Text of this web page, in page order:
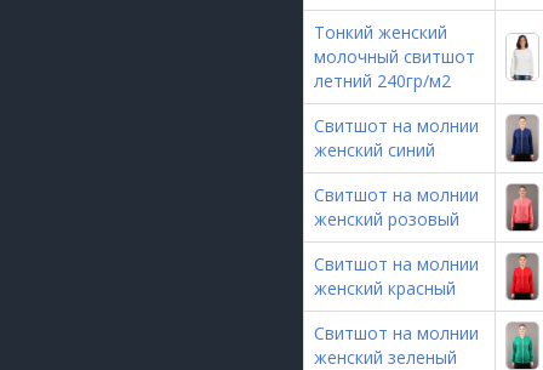
Тонкий женский
молочный свитшот
летний 240гр/м2
Свитшот на молнии
женский синий
Свитшот на молнии
женский розовый
Свитшот на молнии
женский красный
Свитшот на молнии
женский зеленый